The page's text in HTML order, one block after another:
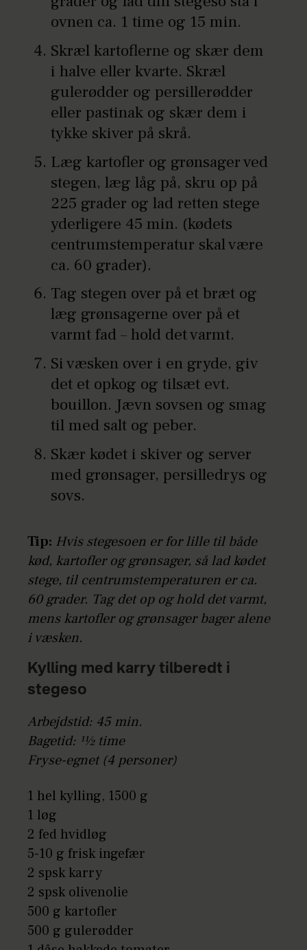
ovnen ca. 1 time og 15 min.
Skræl kartoflerne og skær dem
i halve eller kvarte. Skræl
gulerødder og persillerødder
eller pastinak og skær dem i
tykke skiver på skrå.
Læg kartofler og grønsager ved
stegen, læg låg på, skru op på
225 grader og lad retten stege
yderligere 45 min. (kødets
centrumstemperatur skal være
ca. 60 grader).
Tag stegen over på et bræt og
læg grønsagerne over på et
varmt fad – hold det varmt.
Si væsken over i en gryde, giv
det et opkog og tilsæt evt.
bouillon. Jævn sovsen og smag
til med salt og peber.
Skær kødet i skiver og server
med grønsager, persilledrys og
sovs.
Tip: Hvis stegesoen er for lille til både
kød, kartofler og grønsager, så lad kødet
stege, til centrumstemperaturen er ca.
60 grader. Tag det op og hold det varmt,
mens kartofler og grønsager bager alene
i væsken.
Kylling med karry tilberedt i
stegeso
Arbejdstid: 45 min.
Bagetid: 11⁄2 time
Fryse-egnet (4 personer)
1 hel kylling, 1500 g
1 løg
2 fed hvidløg
5-10 g frisk ingefær
2 spsk karry
2 spsk olivenolie
500 g kartofler
500 g gulerødder